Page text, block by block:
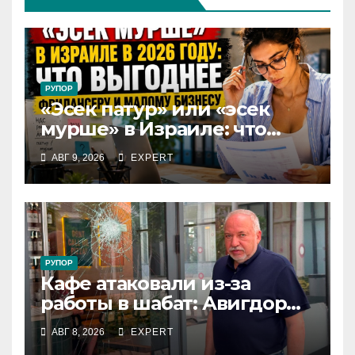
РУПОР
«Эсек патур» или «эсек
мурше» в Израиле: что
выгоднее фрилансеру и
малому бизнесу в 2026 году
АВГ 9, 2026 EXPERT
РУПОР
Кафе атаковали из-за
работы в шабат: Авигдор
Либерман приехал
поддержать владельцев
АВГ 8, 2026 EXPERT